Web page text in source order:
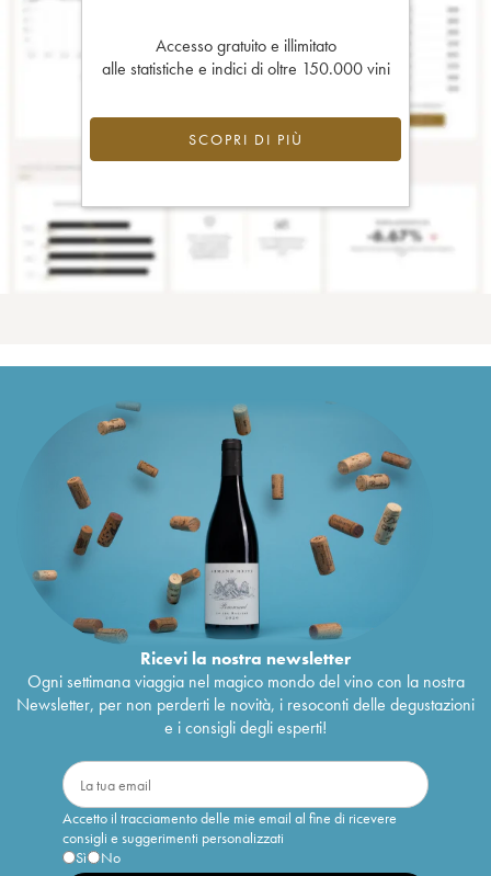
Accesso gratuito e illimitato
alle statistiche e indici di oltre 150.000 vini
SCOPRI DI PIÙ
Ricevi la nostra newsletter
Ogni settimana viaggia nel magico mondo del vino con la nostra
Newsletter, per non perderti le novità, i resoconti delle degustazioni
e i consigli degli esperti!
Accetto il tracciamento delle mie email al fine di ricevere
consigli e suggerimenti personalizzati
Sì
No